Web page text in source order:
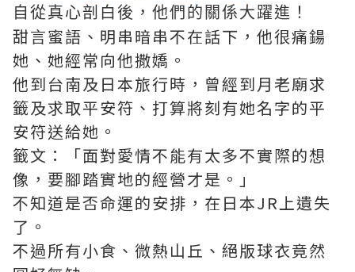
自從真心剖白後，他們的關係大躍進！
甜言蜜語、明串暗串不在話下，他很痛鍚
她、她經常向他撒嬌。
他到台南及日本旅行時，曾經到月老廟求
籤及求取平安符、打算將刻有她名字的平
安符送給她。
籤文：「面對愛情不能有太多不實際的想
像，要腳踏實地的經營才是。」
不知道是否命運的安排，在日本JR上遺失
了。
不過所有小食、微熱山丘、絕版球衣竟然